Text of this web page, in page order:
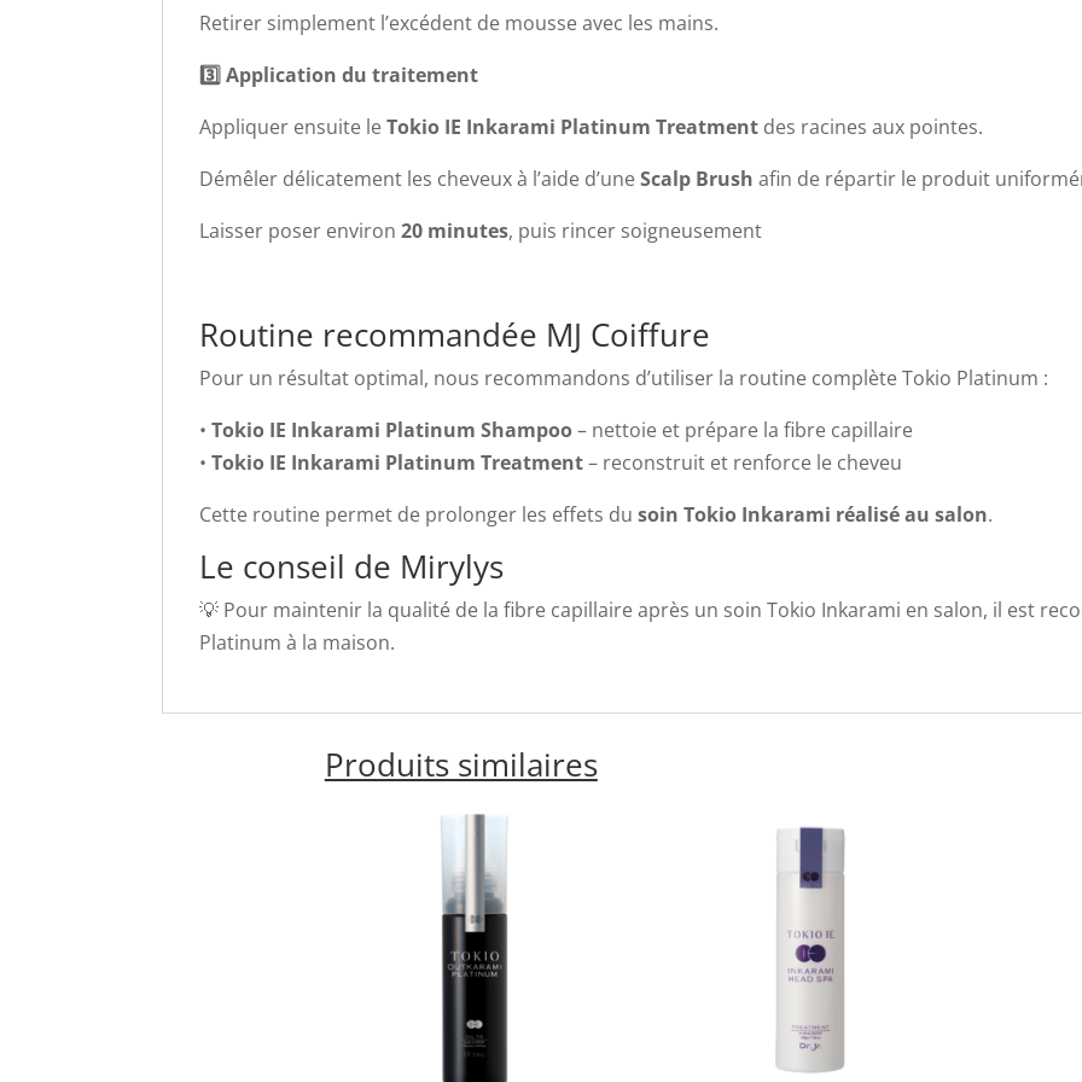
Retirer simplement l’excédent de mousse avec les mains.
3️⃣ Application du traitement
Appliquer ensuite leTokio IE Inkarami Platinum Treatment des racines aux pointes.
Démêler délicatement les cheveux à l’aide d’uneScalp Brush afin de répartir le produit
Laisser poser environ20 minutes, puis rincer soigneusement
Routine recommandée MJ Coiffure
Pour un résultat optimal, nous recommandons d’utiliser la routine complète Tokio Platinum :
•Tokio IE Inkarami Platinum Shampoo– nettoie et prépare la fibre capillaire
•Tokio IE Inkarami Platinum Treatment– reconstruit et renforce le cheveu
Cette routine permet de prolonger les effets dusoin Tokio Inkarami réalisé au salon.
Le conseil de Mirylys
💡 Pour maintenir la qualité de la fibre capillaire après un soin Tokio Inkarami en salon, il est
Platinum à la maison.
Produits similaires